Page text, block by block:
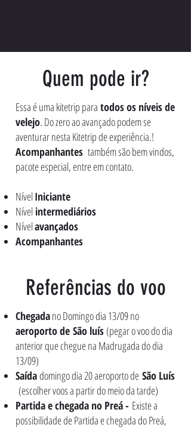
Quem pode ir?
Essa é uma kitetrip para todos os níveis de
velejo. Do zero ao avançado podem se
aventurar nesta Kitetrip de experiência.!
Acompanhantes também são bem vindos,
pacote especial, entre em contato.
NívelIniciante
Nível intermediários
Nívelavançados
Acompanhantes
Referências do voo
Chegadano Domingo dia 13/09 no
aeroporto de São luís (pegar o voo do dia
anterior que chegue na Madrugada do dia
13/09)
Saídadomingo dia 20 aeroporto de São Luís
(escolher voos a partir do meio da tarde)
Partida e chegada no Preá - Existe a
possibilidade de Partida e chegada do Preá,